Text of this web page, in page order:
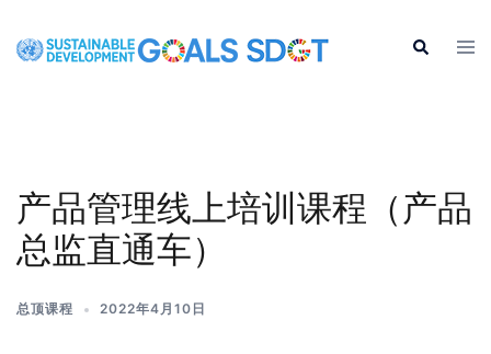
产品管理线上培训课程（产品
总监直通车）
总顶课程 2022年4月10日